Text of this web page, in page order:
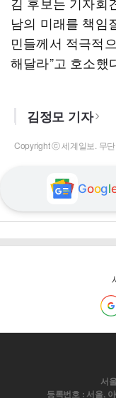
남의 미래를 책임
민들께서 적극적
해달라”고 호소했
김정모 기자
Copyright ⓒ 세계일보. 무
Googl
서
등록번호 : 서울,